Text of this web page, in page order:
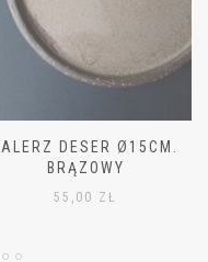
MISKA MAŁA Ø11CM,
BRĄZOWA
42,00 ZŁ